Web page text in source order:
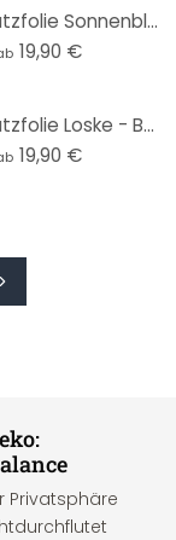
Sichtschutzfolie Sonnenblumenfeld - Panorama
19,90 €
Sichtschutzfolie Loske - Ballonfahrt - Panorama
19,90 €
Privatsphäre